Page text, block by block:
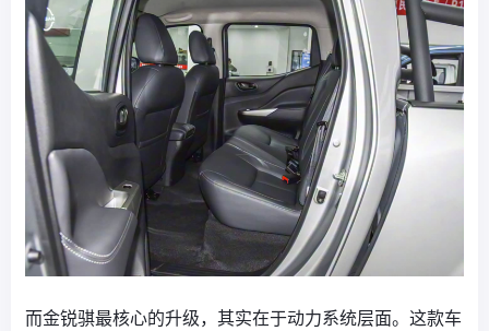
而金锐骐最核心的升级，其实在于动力系统层面。这款车